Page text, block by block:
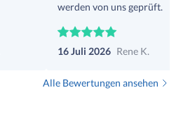
werden von uns geprüft.
16 Juli 2026 Rene K.
Alle Bewertungen ansehen